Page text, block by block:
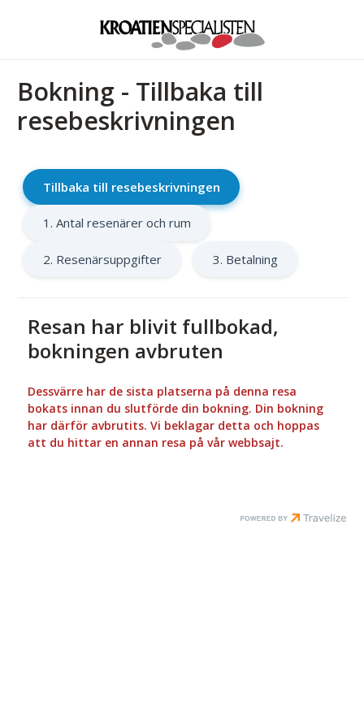
Bokning - Tillbaka till
resebeskrivningen
Tillbaka till resebeskrivningen
1. Antal resenärer och rum
2. Resenärsuppgifter 3. Betalning
Resan har blivit fullbokad,
bokningen avbruten
Dessvärre har de sista platserna på denna resa
bokats innan du slutförde din bokning. Din bokning
har därför avbrutits. Vi beklagar detta och hoppas
att du hittar en annan resa på vår webbsajt.